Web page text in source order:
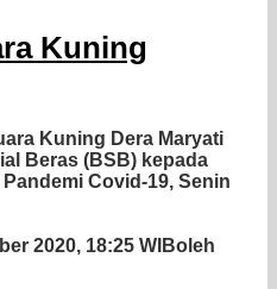
Kuning
Kuning Dera Maryati
Beras (BSB) kepada
Covid-19, Senin
2020, 18:25 WIBoleh